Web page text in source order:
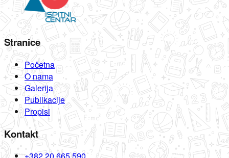
Stranice
Početna
O nama
Galerija
Publikacije
Propisi
Kontakt